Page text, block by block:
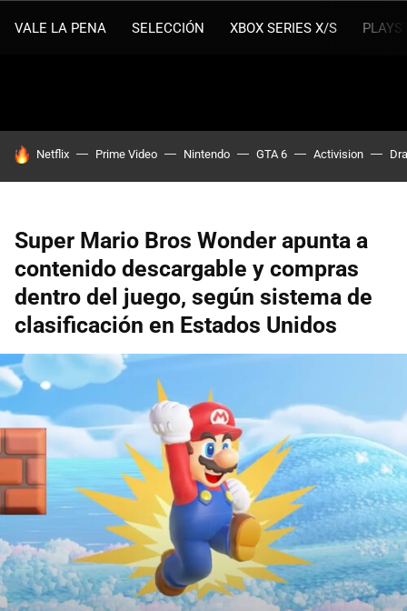
VALE LA PENA SELECCIÓN XBOX SERIES X/S
HOY SE HABLA DE
Netflix Prime Video Nintendo GTA 6 Activision
Super Mario Bros Wonder apunta a
contenido descargable y compras
dentro del juego, según sistema de
clasificación en Estados Unidos